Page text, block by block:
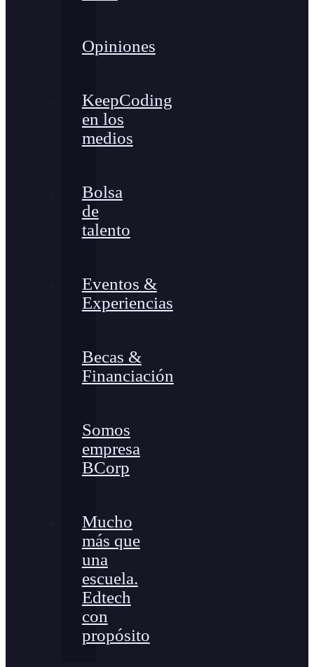
Opiniones
KeepCoding
en los
medios
Bolsa
de
talento
Eventos &
Experiencias
Becas &
Financiación
Somos
empresa
BCorp
Mucho
más que
una
escuela.
Edtech
con
propósito